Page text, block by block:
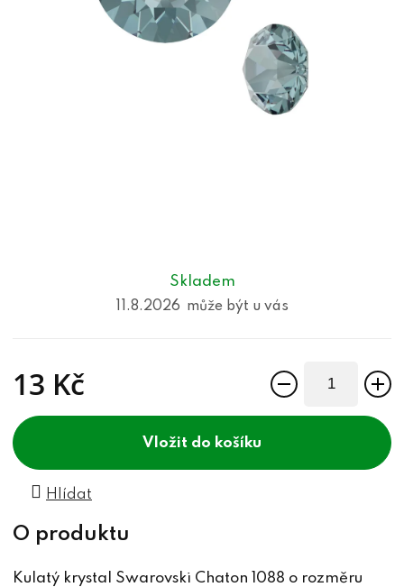
Skladem
11.8.2026
13 Kč
do košíku
Hlídat
Kulatý krystal Swarovski Chaton 1088 o rozměru